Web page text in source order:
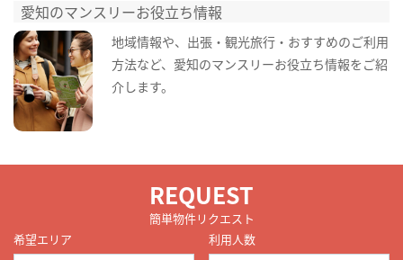
愛知のマンスリーお役立ち情報
地域情報や、出張・観光旅行・おすすめのご利用
方法など、愛知のマンスリーお役立ち情報をご紹
介します。
REQUEST
簡単物件リクエスト
希望エリア
利用人数